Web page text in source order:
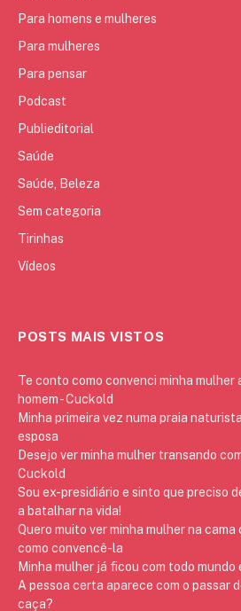
Para homens e mulheres
Para mulheres
Para pensar
Podcast
Publieditorial
Saúde
Saúde, Beleza
Sem categoria
Tirinhas
Vídeos
POSTS MAIS VISTOS
Te conto como convenci minha mulher
homem - Cuckold
Minha primeira vez numa praia
esposa
Desejo ver minha mulher transando
Cuckold
Sou ex-presidiário e sinto que preciso
a batalhar na vida!
Quero muito ver minha mulher na cama
como convencê-la
Minha mulher já ficou com todo mundo
A pessoa certa aparece com o passar
caça?